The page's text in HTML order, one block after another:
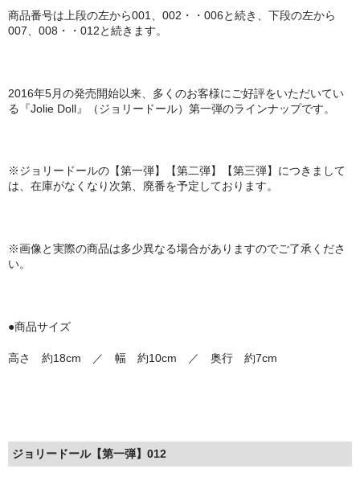
商品番号は上段の左から001、002・・006と続き、下段の左から
007、008・・012と続きます。
2016年5月の発売開始以来、多くのお客様にご好評をいただいてい
る『Jolie Doll』（ジョリードール）第一弾のラインナップです。
※ジョリードールの【第一弾】【第二弾】【第三弾】につきまして
は、在庫がなくなり次第、廃番を予定しております。
※画像と実際の商品は多少異なる場合がありますのでご了承くださ
い。
●商品サイズ
高さ 約18cm ／ 幅 約10cm ／ 奥行 約7cm
ジョリードール【第一弾】012